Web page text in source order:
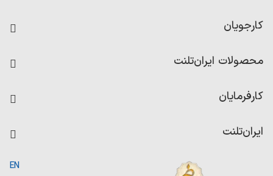
کارجویان
رزومه ساز
امتیاز شرکت‌ها
محصولات ایران‌تلنت
کاردیکس
کارفرمایان
ایران‌تلنت
EN